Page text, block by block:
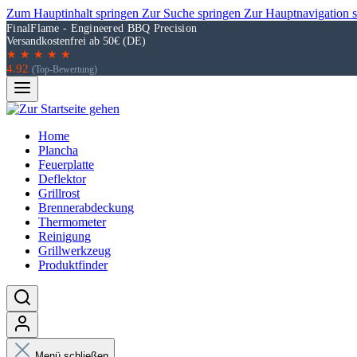
Zum Hauptinhalt springen Zur Suche springen Zur Hauptnavigation
FinalFlame - Engineered BBQ Precision
Versandkostenfrei ab 50€ (DE)
★ ★ ★ ★ ★
4.92 (Top-Bewertung)
Home
Plancha
Feuerplatte
Deflektor
Grillrost
Brennerabdeckung
Thermometer
Reinigung
Grillwerkzeug
Produktfinder